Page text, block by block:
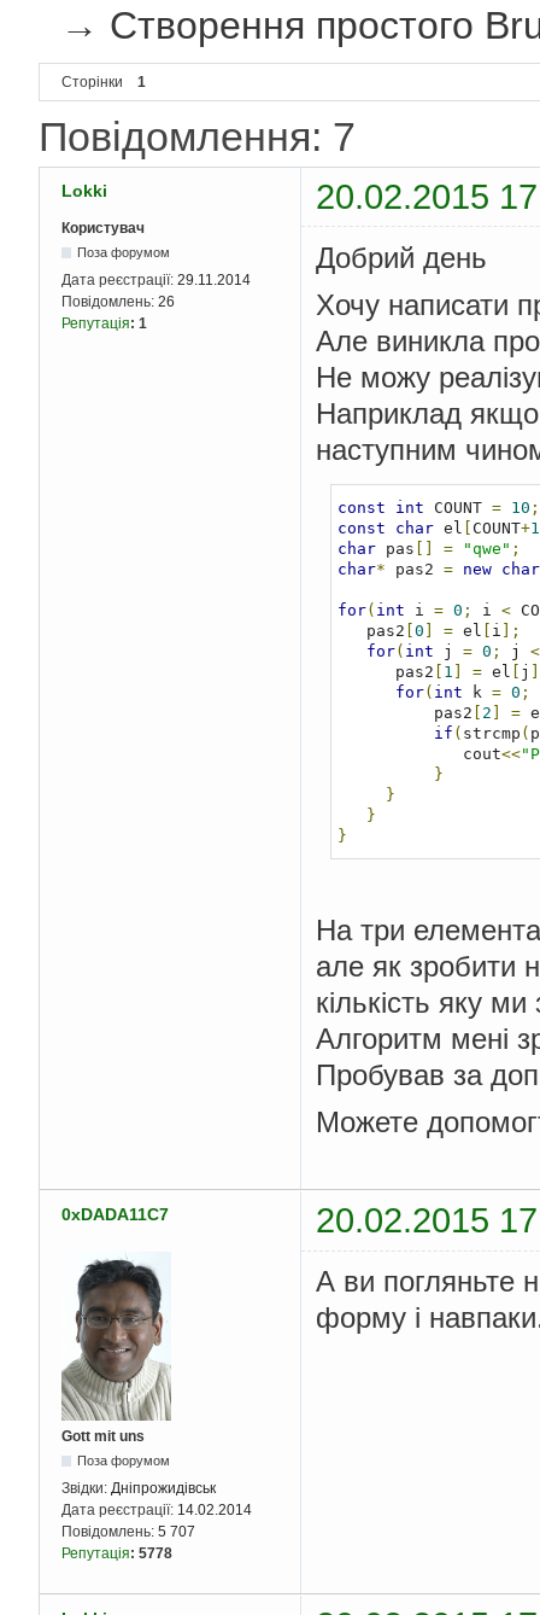
→ Створення простого
Сторінки 1
Повідомлення: 7
Lokki 20.02.2015
Користувач
Поза форумом
Дата реєстрації: 29.11.2014
Повідомлень: 26
Репутація: 1
Добрий день
Хочу написати
Але виникла
Не можу
Наприклад
наступним
const int COUNT = 10 ;
const
char el COUNT+1
char pas = "qwe" ;
char* pas2 = new char
for( int i = 0 ; i <
   pas2
0 = el i ];
for( int j = 0 ; j <
      pas2
1 = el j
for( int k = 0 ;
          pas2
2 =
if ( strcmp (
             cout
<<
}
}
}
}
На три
але як зробити
кількість яку
Алгоритм мені
Пробував за
Можете
0xDADA11C7 20.02.2015
Gott mit uns
Поза форумом
Звідки: Дніпрожидівськ
Дата реєстрації: 14.02.2014
Повідомлень: 5 707
Репутація: 5778
А ви погляньте
форму і